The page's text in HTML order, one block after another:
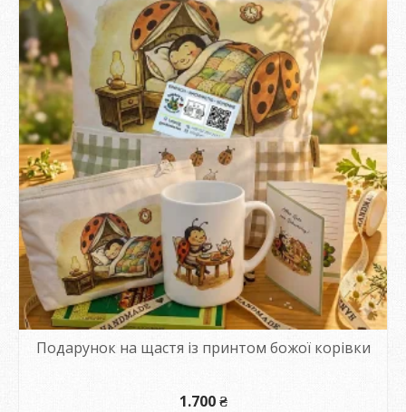
Подарунок на щастя із принтом божої корівки
1.700₴